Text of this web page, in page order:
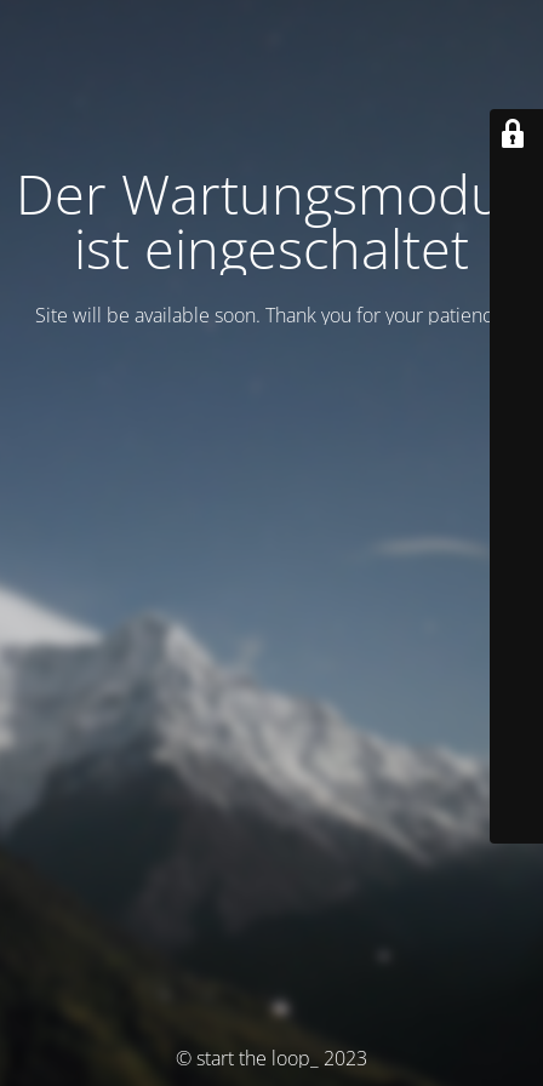
Der Wartungsmodus
ist eingeschaltet
Site will be available soon. Thank you for your patience!
© start the loop_ 2023